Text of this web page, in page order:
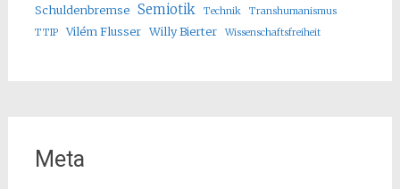
Schuldenbremse Semiotik Technik
Transhumanismus
TTIP
Vilém Flusser Willy Bierter Wissenschaftsfreiheit
Meta